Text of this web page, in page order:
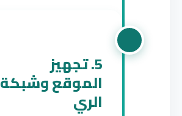
5. تجهيز
الموقع وشبكة
الري